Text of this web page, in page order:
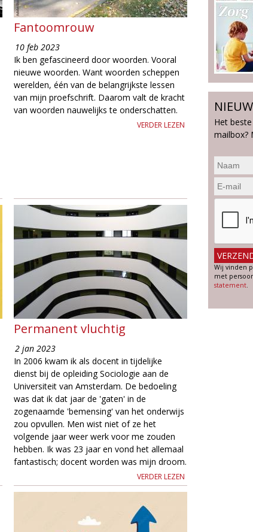
Fantoomrouw
10 feb 2023
Ik ben gefascineerd door woorden. Vooral
nieuwe woorden. Want woorden scheppen
werelden, één van de belangrijkste lessen
van mijn proefschrift. Daarom valt de kracht
van woorden nauwelijks te onderschatten.
VERDER LEZEN
Permanent vluchtig
2 jan 2023
In 2006 kwam ik als docent in tijdelijke
dienst bij de opleiding Sociologie aan de
Universiteit van Amsterdam. De bedoeling
was dat ik dat jaar de 'gaten' in de
zogenaamde 'bemensing' van het onderwijs
zou opvullen. Men wist niet of ze het
volgende jaar weer werk voor me zouden
hebben. Ik was 23 jaar en vond het allemaal
fantastisch; docent worden was mijn droom.
VERDER LEZEN
Het
mailbox?
Wij vinden
met
statement.